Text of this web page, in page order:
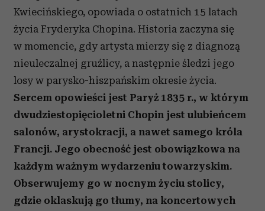
Kwiecińskiego, opowiada o ostatnich 15 latach
życia Fryderyka Chopina. Historia zaczyna się
w momencie, gdy artysta mierzy się z diagnozą
nieuleczalnej gruźlicy, a następnie śledzi jego
losy w parysko-hiszpańskim okresie życia.
Sercem opowieści jest Paryż 1835 r., w którym
dwudziestopięcioletni Chopin jest ulubieńcem
salonów, arystokracji, a nawet samego króla
Francji. Jego obecność jest obowiązkowa na
każdym ważnym wydarzeniu towarzyskim.
Obserwujemy go w nocnym życiu stolicy,
gdzie oklaskują go tłumy, na koncertowych